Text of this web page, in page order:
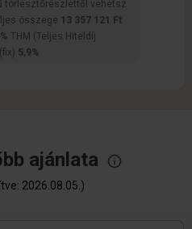
törlesztőrészlettől vehetsz
összege 13 357 121 Ft
THM (Teljes Hiteldíj
5,9%.
ajánlata
2026.08.05.)